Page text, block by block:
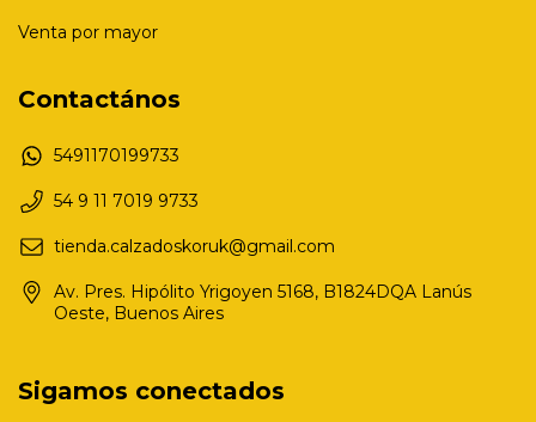
Venta por mayor
Contactános
5491170199733
54 9 11 7019 9733
tienda.calzadoskoruk@gmail.com
Av. Pres. Hipólito Yrigoyen 5168, B1824DQA Lanús
Oeste, Buenos Aires
Sigamos conectados